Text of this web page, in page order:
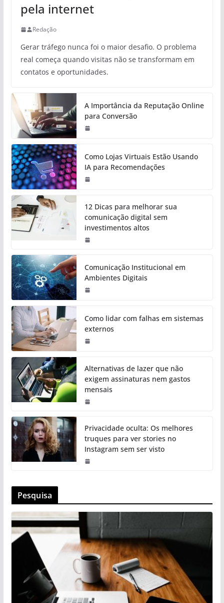
pela internet
Redação
Gerar tráfego nunca foi o maior desafio. O problema
real começa quando visitas não se transformam em
contatos e oportunidades.
A Importância da Reputação Online
para Conversão
Como Lojas Virtuais Estão Usando
IA para Recomendações
12 Dicas para melhorar sua
comunicação digital sem
investimentos altos
Comunicação Institucional em
Ambientes Digitais
Como lidar com falhas em sistemas
externos
Alternativas de lazer que não
exigem assinaturas nem gastos
mensais
Privacidade oculta: Os melhores
truques para ver stories no
Instagram sem ser visto
Pesquisa